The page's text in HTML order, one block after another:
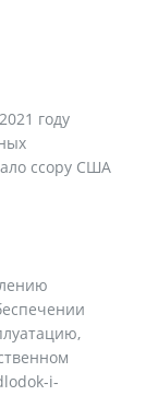
году
ссору США
i-